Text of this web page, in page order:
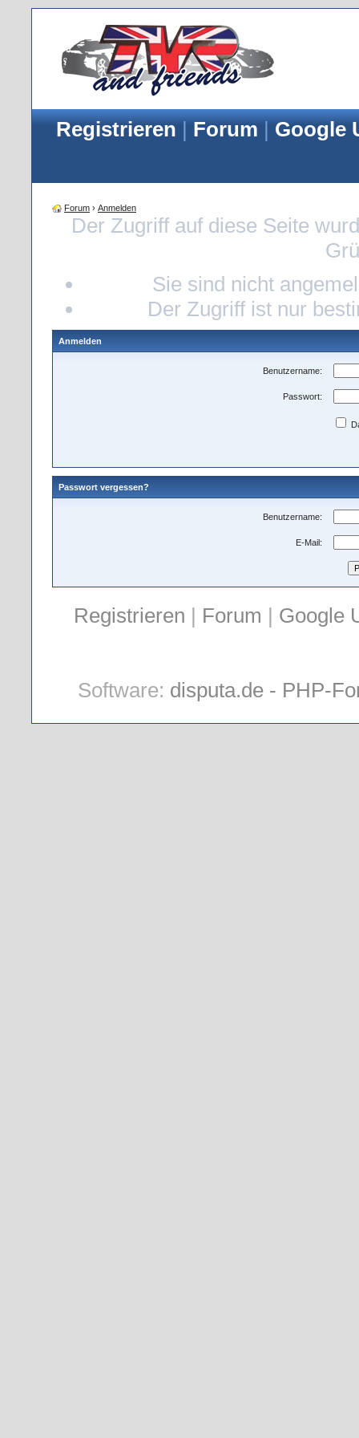
Registrieren | Forum | Google
Forum › Anmelden
Der Zugriff auf diese Seite
Sie sind nicht
Der Zugriff ist nur
Anmelden
Benutzername:
Passwort:
Passwort vergessen?
Benutzername:
E-Mail:
Registrieren | Forum | Google
Software: disputa.de - PHP-